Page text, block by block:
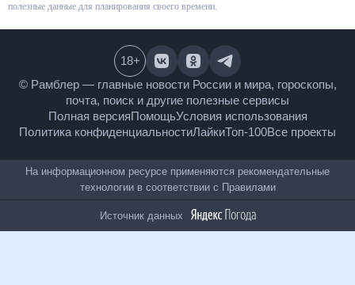
наглядных и простых графиков, в которых доступны все полезные данные
© Рамблер — главные новости России и мира,
гороскопы, почта, поиск и другие полезные сервисы
Полная версияПомощьУсловия использования
Все проекты
18+
На информационном ресурсе применяются
рекомендательные технологии в соответствии с